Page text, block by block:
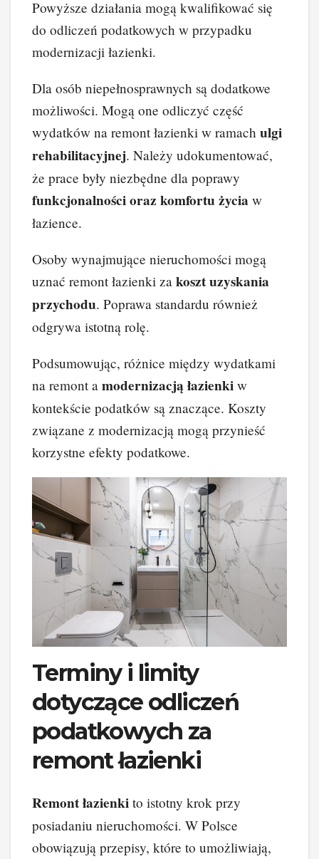
Powyższe działania mogą kwalifikować się
do odliczeń podatkowych w przypadku
modernizacji łazienki.
Dla osób niepełnosprawnych są dodatkowe
możliwości. Mogą one odliczyć część
wydatków na remont łazienki w ramach ulgi
rehabilitacyjnej. Należy udokumentować,
że prace były niezbędne dla poprawy
funkcjonalności oraz komfortu życia w
łazience.
Osoby wynajmujące nieruchomości mogą
uznać remont łazienki za koszt uzyskania
przychodu. Poprawa standardu również
odgrywa istotną rolę.
Podsumowując, różnice między wydatkami
na remont a modernizacją łazienki w
kontekście podatków są znaczące. Koszty
związane z modernizacją mogą przynieść
korzystne efekty podatkowe.
Terminy i limity
dotyczące odliczeń
podatkowych za
remont łazienki
Remont łazienki to istotny krok przy
posiadaniu nieruchomości. W Polsce
obowiązują przepisy, które to umożliwiają,